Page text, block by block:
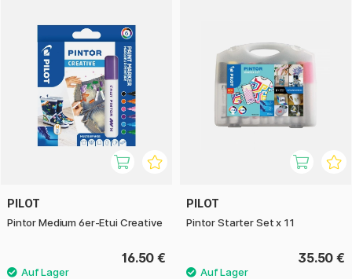
PILOT
Pintor Medium 6er-Etui Creative
16.50 €
PILOT
Pintor Starter Set x 11
35.50 €